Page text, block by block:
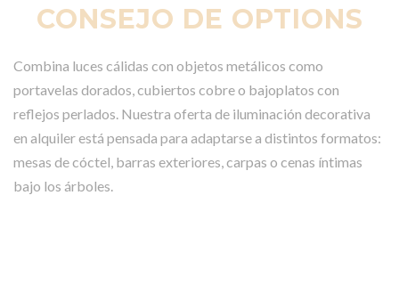
CONSEJO DE OPTIONS
Combina luces cálidas con objetos metálicos como
portavelas dorados, cubiertos cobre o bajoplatos con
reflejos perlados. Nuestra oferta de iluminación decorativa
en alquiler está pensada para adaptarse a distintos formatos:
mesas de cóctel, barras exteriores, carpas o cenas íntimas
bajo los árboles.